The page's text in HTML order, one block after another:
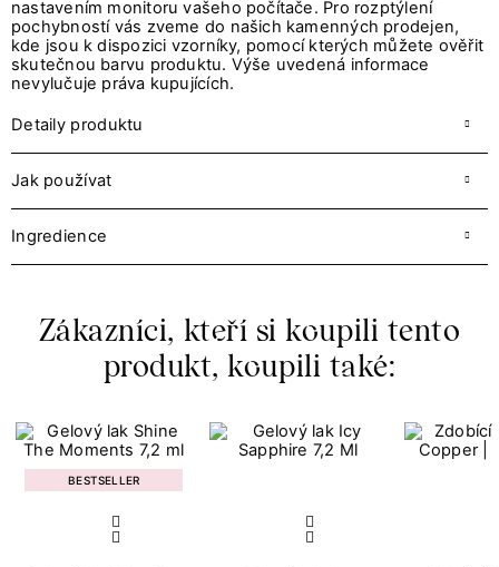
nastavením monitoru vašeho počítače. Pro rozptýlení
pochybností vás zveme do našich kamenných prodejen,
kde jsou k dispozici vzorníky, pomocí kterých můžete ověřit
skutečnou barvu produktu. Výše uvedená informace
nevylučuje práva kupujících.
Detaily produktu
Jak používat
Ingredience
Zákazníci, kteří si koupili tento
produkt, koupili také:
BESTSELLER